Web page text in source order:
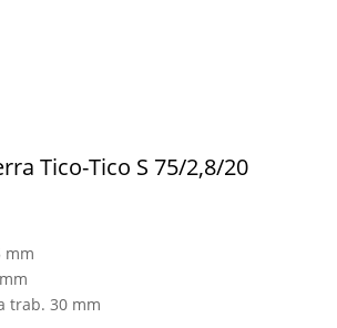
Tico-Tico S 75/2,8/20
mm
trab. 30 mm